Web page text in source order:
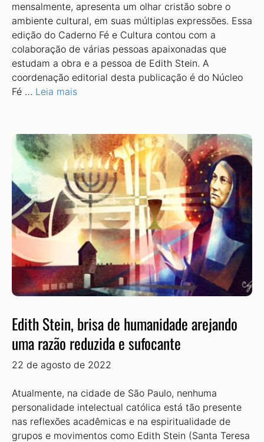
mensalmente, apresenta um olhar cristão sobre o
ambiente cultural, em suas múltiplas expressões. Essa
edição do Caderno Fé e Cultura contou com a
colaboração de várias pessoas apaixonadas que
estudam a obra e a pessoa de Edith Stein. A
coordenação editorial desta publicação é do Núcleo
Fé … Leia mais
Edith Stein, brisa de humanidade arejando
uma razão reduzida e sufocante
22 de agosto de 2022
Atualmente, na cidade de São Paulo, nenhuma
personalidade intelectual católica está tão presente
nas reflexões acadêmicas e na espiritualidade de
grupos e movimentos como Edith Stein (Santa Teresa